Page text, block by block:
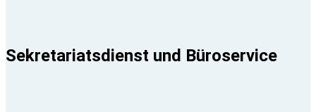
Sekretariatsdienst und Büroservice